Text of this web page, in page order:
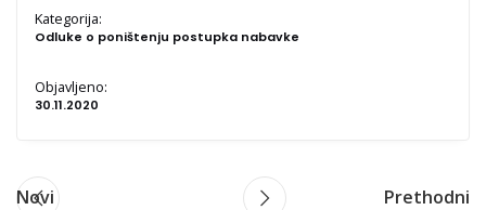
Kategorija:
Odluke o poništenju postupka nabavke
Objavljeno:
30.11.2020
Novi Prethodni